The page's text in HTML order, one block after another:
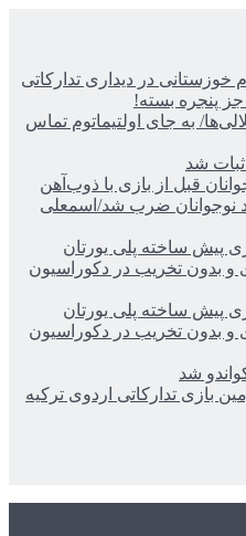
خوزستانی در دیداری تدارکاتی
پنجره بسته!
به جای اولتیماتوم تماس
شد
قبل از بازی با ذوب‌آهن
نوجوانان ضرب شد/اسمعلی
پیش ساخته پلی یورتان
بدون تخریب در دکوراسیون
پیش ساخته پلی یورتان
بدون تخریب در دکوراسیون
شد
بازی تدارکاتی اردوی ترکیه